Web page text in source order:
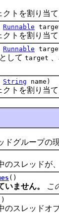
クトを割り当て
Runnable
クトを割り当て
Runnable
して target
String name)
クトを割り当て
ループの現
レッドが、
()
いません。 こ
レッドオブ